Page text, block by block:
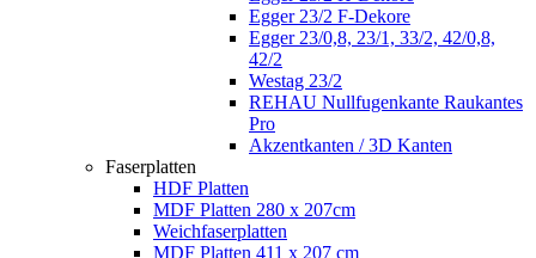
Egger 23/2 F-Dekore
Egger 23/0,8, 23/1, 33/2, 42/0,8,
42/2
Westag 23/2
REHAU Nullfugenkante Raukantes
Pro
Akzentkanten / 3D Kanten
Faserplatten
HDF Platten
MDF Platten 280 x 207cm
Weichfaserplatten
MDF Platten 411 x 207 cm